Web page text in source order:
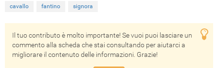
cavallo fantino signora
Il tuo contributo è molto importante! Se vuoi puoi lasciare un
commento alla scheda che stai consultando per aiutarci a
migliorare il contenuto delle informazioni. Grazie!